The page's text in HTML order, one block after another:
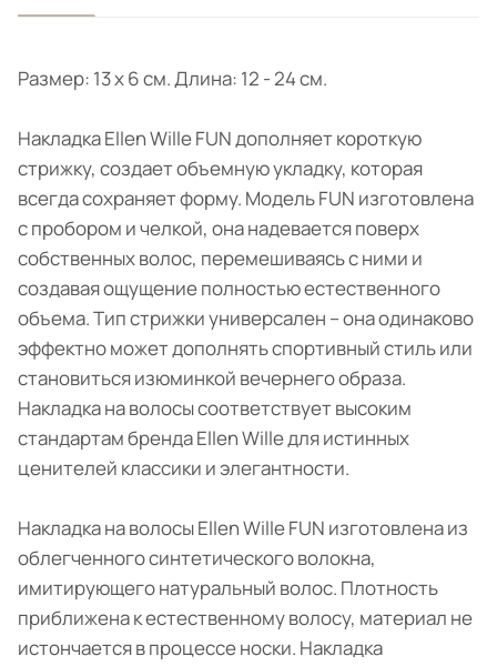
Размер: 13 x 6 см. Длина: 12 - 24 cм.
Накладка Ellen Wille FUN дополняет короткую
стрижку, создает объемную укладку, которая
всегда сохраняет форму. Модель FUN изготовлена
с пробором и челкой, она надевается поверх
собственных волос, перемешиваясь с ними и
создавая ощущение полностью естественного
объема. Тип стрижки универсален – она одинаково
эффектно может дополнять спортивный стиль или
становиться изюминкой вечернего образа.
Накладка на волосы соответствует высоким
стандартам бренда Ellen Wille для истинных
ценителей классики и элегантности.
Накладка на волосы Ellen Wille FUN изготовлена из
облегченного синтетического волокна,
имитирующего натуральный волос. Плотность
приближена к естественному волосу, материал не
истончается в процессе носки. Накладка